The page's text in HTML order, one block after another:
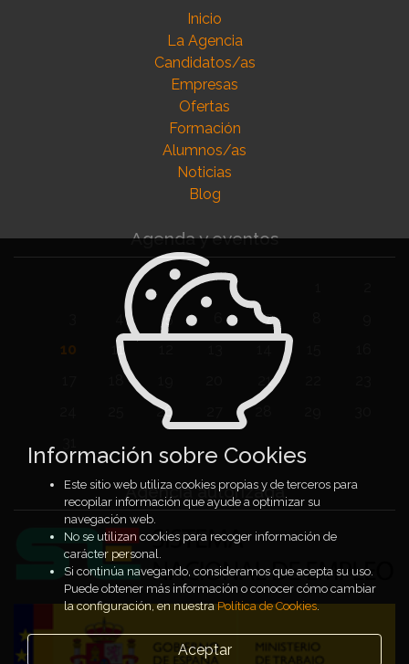
Inicio
La Agencia
Candidatos/as
Empresas
Ofertas
Formación
Alumnos/as
Noticias
Blog
Agenda y eventos
5 7
10
11
21
26 28
Agencia autorizada
Información sobre Cookies
Este sitio web utiliza cookies propias y de terceros para
recopilar información que ayude a optimizar su
navegación web.
No se utilizan cookies para recoger información de
carácter personal.
Si continúa navegando, consideramos que acepta su uso.
Puede obtener más información o conocer cómo cambiar
la configuración, en nuestraPolítica de Cookies.
Aceptar